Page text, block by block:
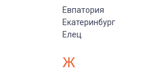
Евпатория
Екатеринбург
Елец
Ж